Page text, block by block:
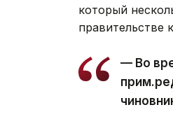
который
правительстве
— Во